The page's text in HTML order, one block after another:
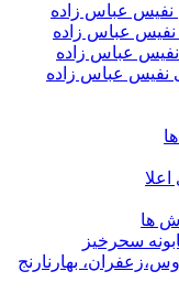
نفیس عباس زاده
عباس زاده
عباس زاده
نفیس عباس زاده
ها
سحرخیز
بهارنارنج